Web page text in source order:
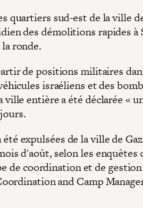
quartiers sud-est de la ville
des démolitions rapides à
ronde.
de positions militaires
israéliens et des
ville entière a été déclarée «
expulsées de la ville de
d'août, selon les enquêtes
de coordination et de gestion
and Camp